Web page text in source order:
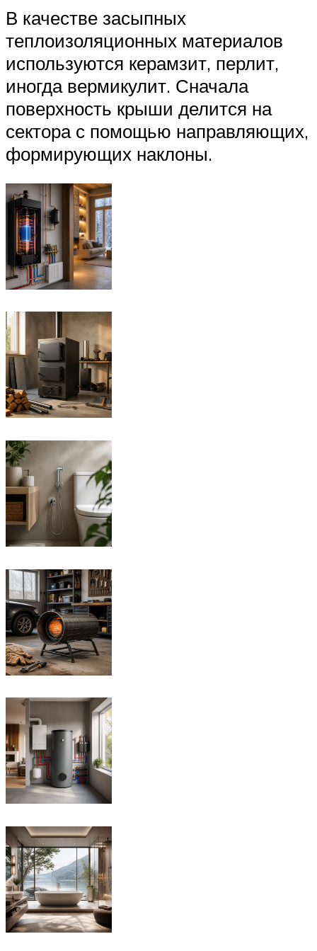
В качестве засыпных
теплоизоляционных материалов
используются керамзит, перлит,
иногда вермикулит. Сначала
поверхность крыши делится на
сектора с помощью направляющих,
формирующих наклоны.